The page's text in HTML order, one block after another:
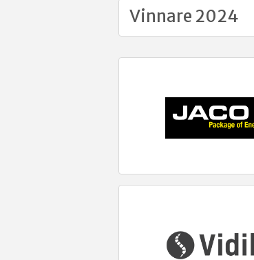
Vinnare 2024